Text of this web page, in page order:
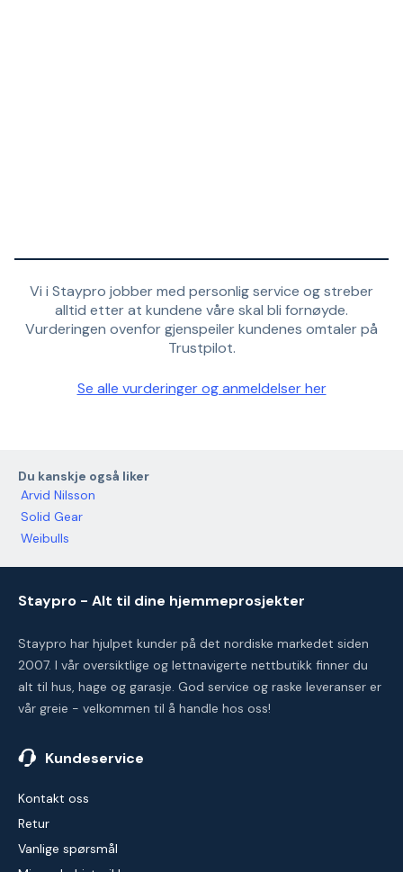
Vi i Staypro jobber med personlig service og streber
alltid etter at kundene våre skal bli fornøyde.
Vurderingen ovenfor gjenspeiler kundenes omtaler på
Trustpilot.
Se alle vurderinger og anmeldelser her
Du kanskje også liker
Arvid Nilsson
Solid Gear
Weibulls
Staypro - Alt til dine hjemmeprosjekter
Staypro har hjulpet kunder på det nordiske markedet siden
2007. I vår oversiktlige og lettnavigerte nettbutikk finner du
alt til hus, hage og garasje. God service og raske leveranser er
vår greie - velkommen til å handle hos oss!
Kundeservice
Kontakt oss
Retur
Vanlige spørsmål